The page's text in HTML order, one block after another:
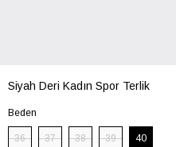
Siyah Deri Kadın Spor Terlik
Beden
36 37 38 39 40